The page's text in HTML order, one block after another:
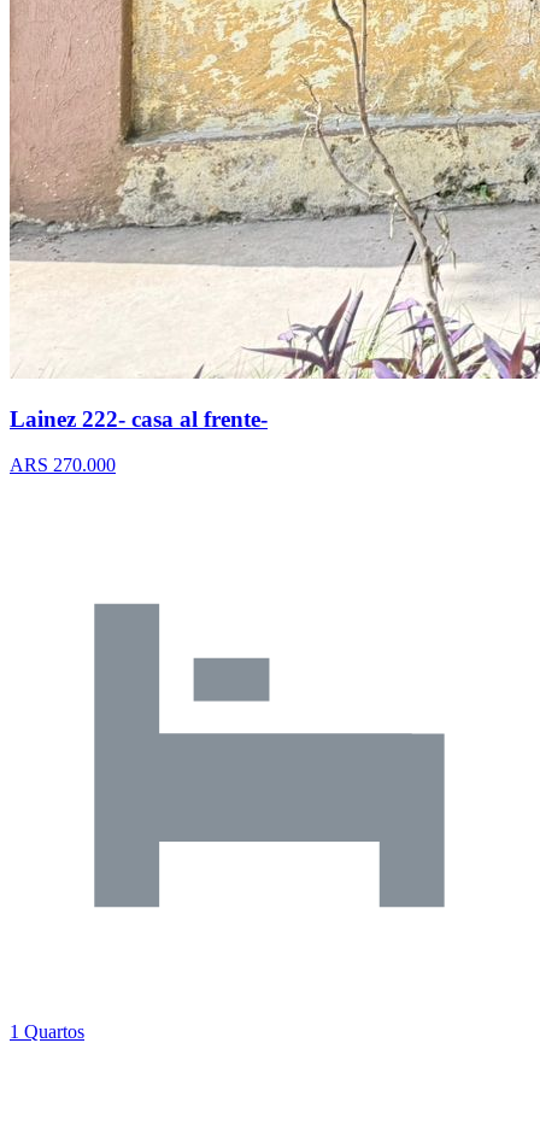
Lainez 222- casa al frente-
ARS 270.000
1 Quartos